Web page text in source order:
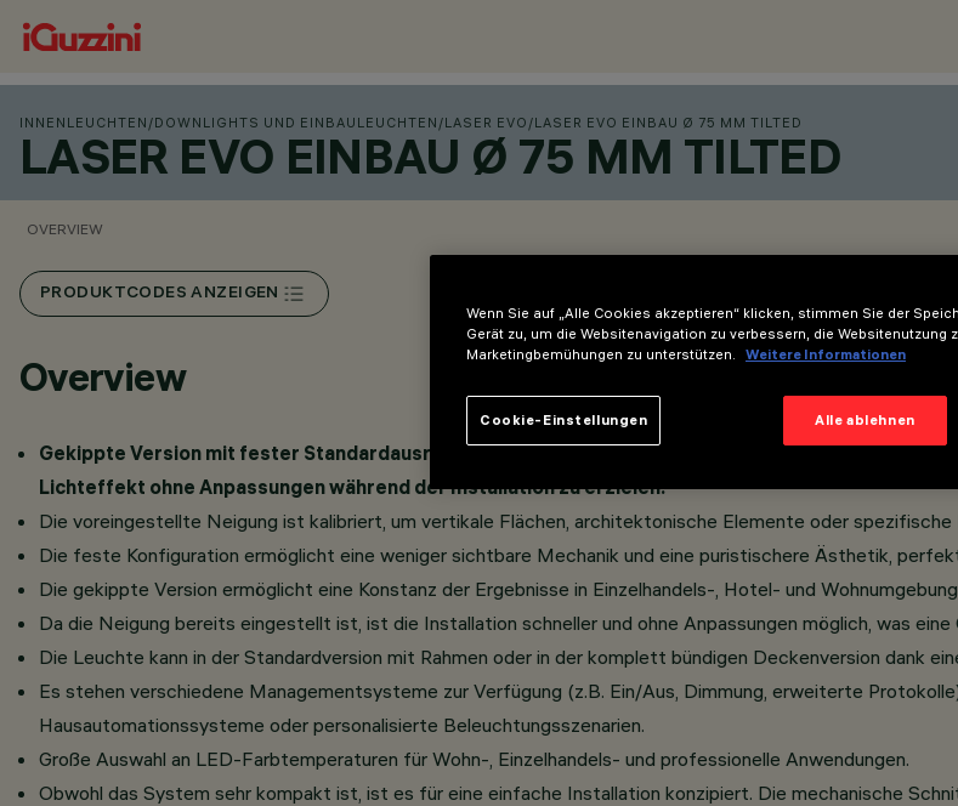
INNENLEUCHTEN /DOWNLIGHTS UND EINBAULEUCHTEN /LASER EVO /LASER EVO EINBAU Ø 75 MM TILTED
LASER EVO EINBAU Ø 75 MM TILTED
OVERVIEW
PRODUKTCODES ANZEIGEN
Overview
Gekippte Version mit fester Standardausrichtung: Das Produkt verfügt über eine feste
Lichteffekt ohne Anpassungen während der Installation zu erzielen.
Die voreingestellte Neigung ist kalibriert, um vertikale Flächen, architektonische Elemente oder
Die feste Konfiguration ermöglicht eine weniger sichtbare Mechanik und eine puristischere Ästhetik,
Die gekippte Version ermöglicht eine Konstanz der Ergebnisse in Einzelhandels-, Hotel- und
Da die Neigung bereits eingestellt ist, ist die Installation schneller und ohne Anpassungen möglich, was
Die Leuchte kann in der Standardversion mit Rahmen oder in der komplett bündigen Deckenversion dank
Es stehen verschiedene Managementsysteme zur Verfügung (z.B. Ein/Aus, Dimmung, erweiterte
Hausautomationssysteme oder personalisierte Beleuchtungsszenarien.
Große Auswahl an LED-Farbtemperaturen für Wohn-, Einzelhandels- und professionelle Anwendungen.
Obwohl das System sehr kompakt ist, ist es für eine einfache Installation konzipiert. Die mechanische
Wenn Sie auf „Alle Cookies akzeptieren“ klicken, stimmen Sie der
Gerät zu, um die Websitenavigation zu verbessern, die Websitenutzung
Marketingbemühungen zu unterstützen.
Weitere Informationen
Alle ablehnen
Cookie-Einstellungen